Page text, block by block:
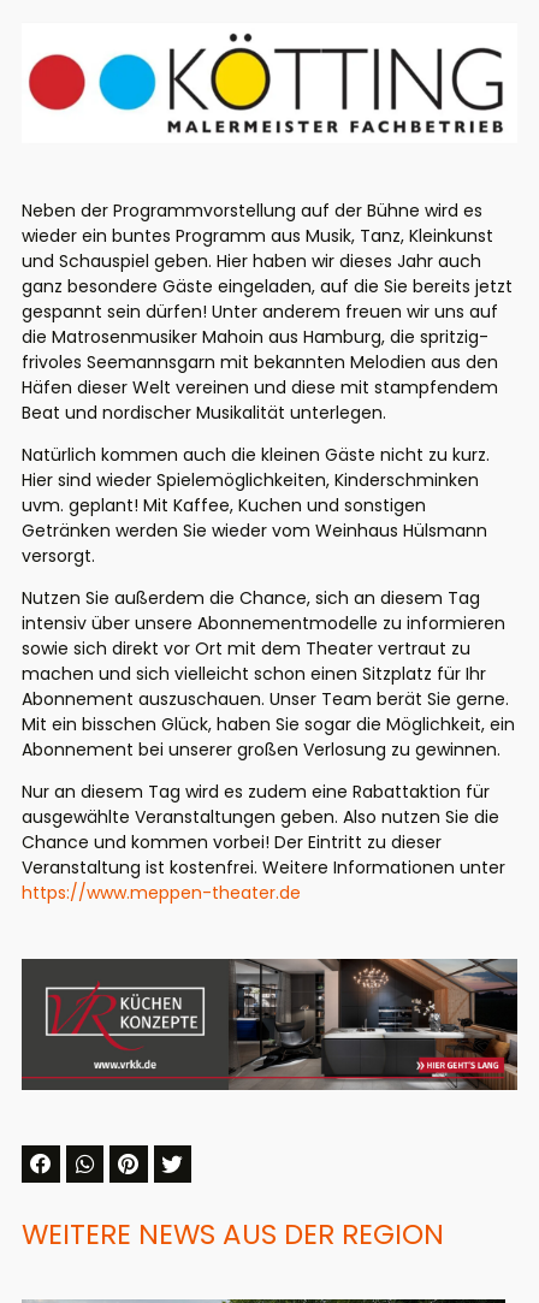
Neben der Programmvorstellung auf der Bühne wird es
wieder ein buntes Programm aus Musik, Tanz, Kleinkunst
und Schauspiel geben. Hier haben wir dieses Jahr auch
ganz besondere Gäste eingeladen, auf die Sie bereits jetzt
gespannt sein dürfen! Unter anderem freuen wir uns auf
die Matrosenmusiker Mahoin aus Hamburg, die spritzig-
frivoles Seemannsgarn mit bekannten Melodien aus den
Häfen dieser Welt vereinen und diese mit stampfendem
Beat und nordischer Musikalität unterlegen.
Natürlich kommen auch die kleinen Gäste nicht zu kurz.
Hier sind wieder Spielemöglichkeiten, Kinderschminken
uvm. geplant! Mit Kaffee, Kuchen und sonstigen
Getränken werden Sie wieder vom Weinhaus Hülsmann
versorgt.
Nutzen Sie außerdem die Chance, sich an diesem Tag
intensiv über unsere Abonnementmodelle zu informieren
sowie sich direkt vor Ort mit dem Theater vertraut zu
machen und sich vielleicht schon einen Sitzplatz für Ihr
Abonnement auszuschauen. Unser Team berät Sie gerne.
Mit ein bisschen Glück, haben Sie sogar die Möglichkeit, ein
Abonnement bei unserer großen Verlosung zu gewinnen.
Nur an diesem Tag wird es zudem eine Rabattaktion für
ausgewählte Veranstaltungen geben. Also nutzen Sie die
Chance und kommen vorbei! Der Eintritt zu dieser
Veranstaltung ist kostenfrei. Weitere Informationen unter
https://www.meppen-theater.de
WEITERE NEWS AUS DER REGION